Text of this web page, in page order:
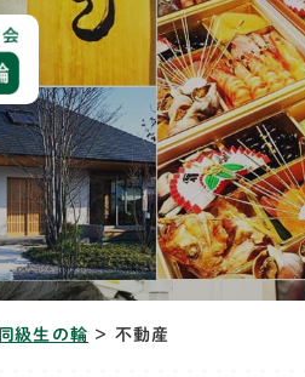
同級生の輪 ＞ 不動産